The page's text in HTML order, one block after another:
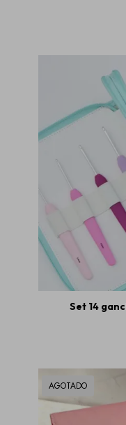
Set 14
AGOTADO